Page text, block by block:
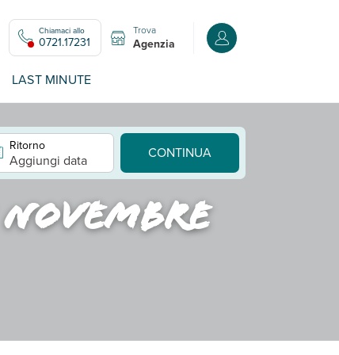
Chiamaci allo
0721.17231
Trova
Agenzia Accedi o registrati
LAST MINUTE
Ritorno
Aggiungi data CONTINUA